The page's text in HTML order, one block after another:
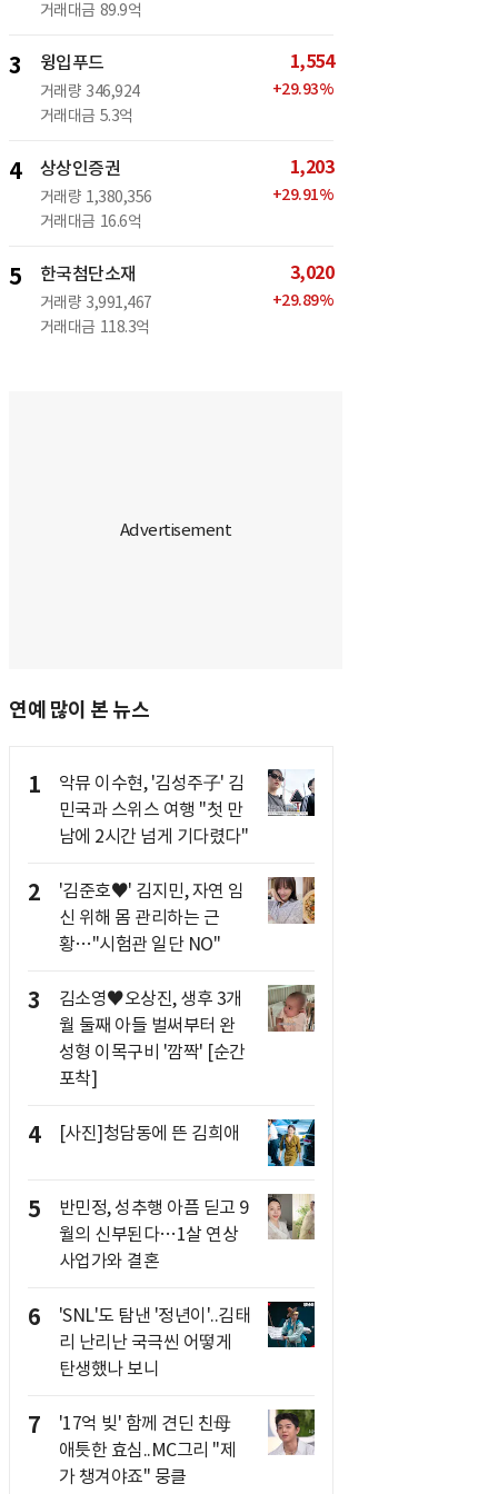
거래대금 89.9억
3 윙입푸드
거래량 346,924
거래대금 5.3억
1,554
+29.93%
4 상상인증권
거래량 1,380,356
거래대금 16.6억
1,203
+29.91%
5 한국첨단소재
거래량 3,991,467
거래대금 118.3억
3,020
+29.89%
연예 많이 본 뉴스
1
악뮤 이수현, '김성주子' 김
민국과 스위스 여행 "첫 만
남에 2시간 넘게 기다렸다"
2
'김준호♥' 김지민, 자연 임
신 위해 몸 관리하는 근
황…"시험관 일단 NO"
3
김소영♥오상진, 생후 3개
월 둘째 아들 벌써부터 완
성형 이목구비 '깜짝' [순간
포착]
4 [사진]청담동에 뜬 김희애
5
반민정, 성추행 아픔 딛고 9
월의 신부된다…1살 연상
사업가와 결혼
6
'SNL'도 탐낸 '정년이'..김태
리 난리난 국극씬 어떻게
탄생했나 보니
7
'17억 빚' 함께 견딘 친母
애틋한 효심..MC그리 "제
가 챙겨야죠" 뭉클